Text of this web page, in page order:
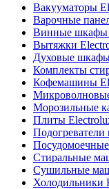
Вакууматоры
Варочные
Винные шкафы
Вытяжки
Духовые
Комплекты
Кофемашины
Морозильные
Плиты
Стиральные
Сушильные
Холодильники